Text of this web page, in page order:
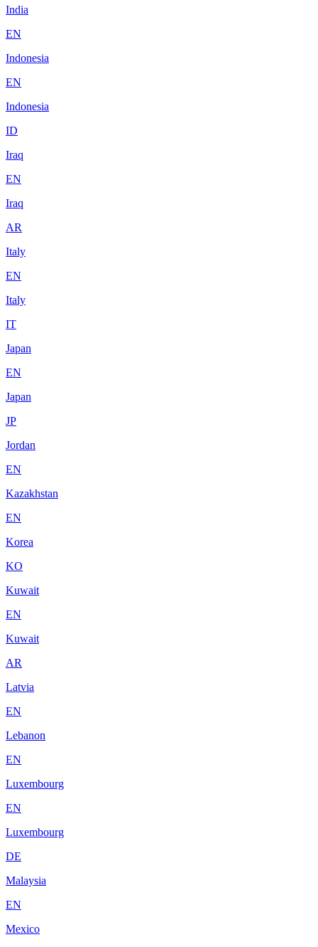
India
EN
Indonesia
EN
Indonesia
ID
Iraq
EN
Iraq
AR
Italy
EN
Italy
IT
Japan
EN
Japan
JP
Jordan
EN
Kazakhstan
EN
Korea
KO
Kuwait
EN
Kuwait
AR
Latvia
EN
Lebanon
EN
Luxembourg
EN
Luxembourg
DE
Malaysia
EN
Mexico